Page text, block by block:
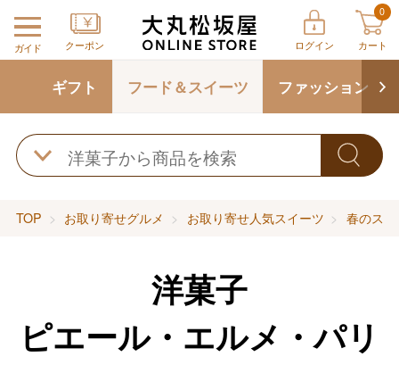
ガイド クーポン ログイン
0
カート
ギフト フード＆スイーツ ファッション
TOP お取り寄せグルメ お取り寄せ人気スイーツ 春のス
洋菓子
ピエール・エルメ・パリ